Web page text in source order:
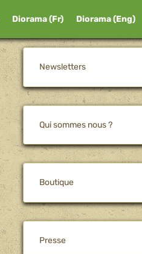
Diorama (Fr) Diorama (Eng)
Newsletters
Qui sommes nous ?
Boutique
Presse